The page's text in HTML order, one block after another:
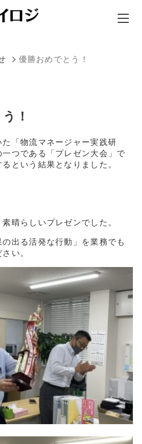
優勝おめでとう！
！
た「物流マネージャー実践研
つである「プレゼン大会」で
という結果となりました。
晴らしいプレゼンでした。
出る活発な行動」を業務でも
い。